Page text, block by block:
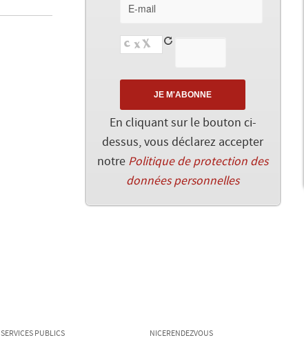
En cliquant sur le bouton ci-
dessus, vous déclarez accepter
notre Politique de protection des
données personnelles
SERVICES PUBLICS NICERENDEZVOUS